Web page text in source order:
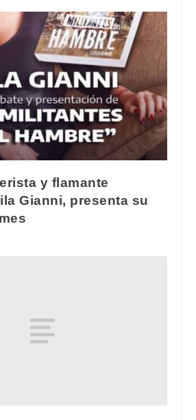
y flamante
Gianni, presenta su